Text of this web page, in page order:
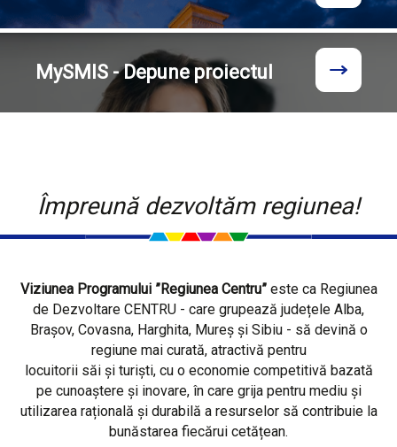
MySMIS - Depune proiectul
Împreună dezvoltăm regiunea!
Viziunea Programului ”Regiunea Centru”este ca Regiunea
de Dezvoltare CENTRU - care grupează județele Alba,
Brașov, Covasna, Harghita, Mureș și Sibiu - să devină o
regiune mai curată, atractivă pentru
locuitorii săi și turiști, cu o economie competitivă bazată
pe cunoaștere și inovare, în care grija pentru mediu și
utilizarea rațională și durabilă a resurselor să contribuie la
bunăstarea fiecărui cetățean.